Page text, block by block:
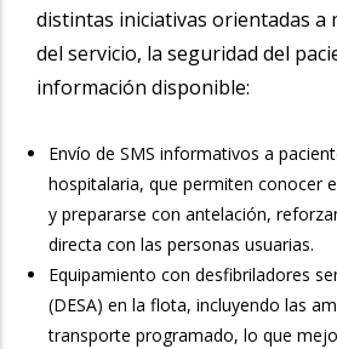
distintas iniciativas orientadas a
del servicio, la seguridad del
información disponible:
Envío de SMS informativos a
hospitalaria, que permiten conocer
y prepararse con antelación,
directa con las personas usuarias.
Equipamiento con desfibriladores
(DESA) en la flota, incluyendo las
transporte programado, lo que